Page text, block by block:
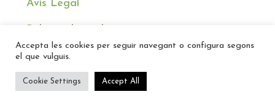
Avís Legal
Política de privacitat
Política de devolucions
Accepta les cookies per seguir navegant o configura segons
el que vulguis.
Cookie Settings Accept All